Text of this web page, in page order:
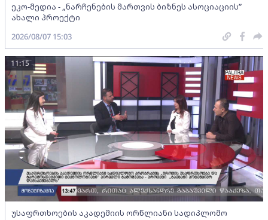
ეკო-მედია - „ნარჩენების მართვის ბიზნეს ასოციაციის”
ახალი პროექტი
2026/08/07 15:03
უსაფრთხოების აკადემიის ორწლიანი სადიპლომო
11:15